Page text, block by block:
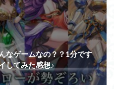
なゲームなの？？1分です
してみた感想♪